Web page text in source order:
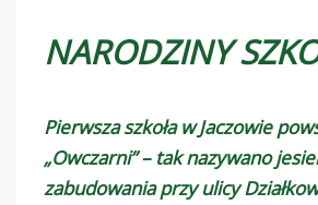
NARODZINY
Pierwsza szkoła w Jaczowie
„Owczarni” – tak nazywano
zabudowania przy ulicy